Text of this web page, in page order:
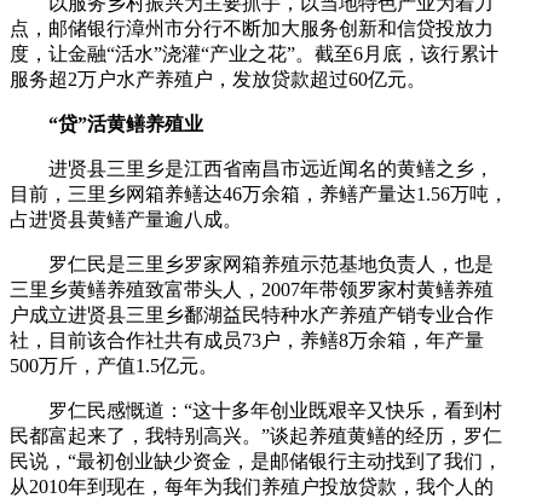
点，邮储银行漳州市分行不断加大服务创新和信贷投放力
度，让金融“活水”浇灌“产业之花”。截至6月底，该行累计
服务超2万户水产养殖户，发放贷款超过60亿元。
“贷”活黄鳝养殖业
进贤县三里乡是江西省南昌市远近闻名的黄鳝之乡，
目前，三里乡网箱养鳝达46万余箱，养鳝产量达1.56万吨，
占进贤县黄鳝产量逾八成。
罗仁民是三里乡罗家网箱养殖示范基地负责人，也是
三里乡黄鳝养殖致富带头人，2007年带领罗家村黄鳝养殖
户成立进贤县三里乡鄱湖益民特种水产养殖产销专业合作
社，目前该合作社共有成员73户，养鳝8万余箱，年产量
500万斤，产值1.5亿元。
罗仁民感慨道：“这十多年创业既艰辛又快乐，看到村
民都富起来了，我特别高兴。”谈起养殖黄鳝的经历，罗仁
民说，“最初创业缺少资金，是邮储银行主动找到了我们，
从2010年到现在，每年为我们养殖户投放贷款，我个人的